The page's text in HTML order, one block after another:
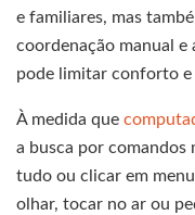
e familiares, mas
coordenação manual e
pode limitar conforto e
À medida que
a busca por comandos
tudo ou clicar em
olhar, tocar no ar ou